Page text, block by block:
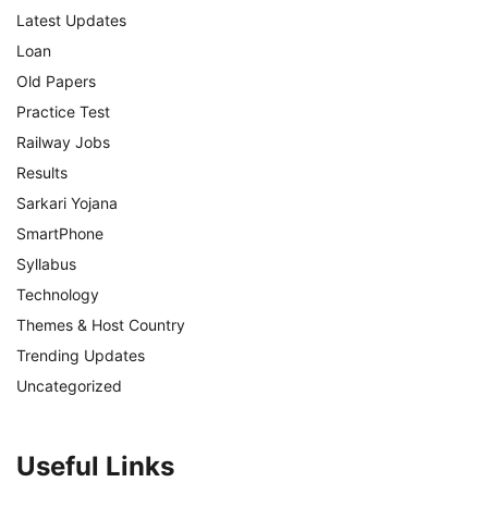
Latest Updates
Loan
Old Papers
Practice Test
Railway Jobs
Results
Sarkari Yojana
SmartPhone
Syllabus
Technology
Themes & Host Country
Trending Updates
Uncategorized
Useful Links